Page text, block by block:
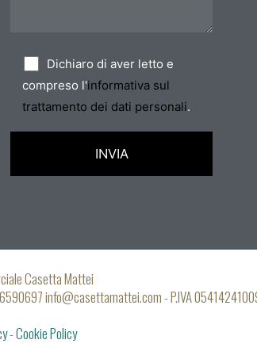
Dichiaro di aver letto e
compreso l'informativa sul
trattamento dei dati personali.
Casetta Mattei
info@casettamattei.com - P.IVA
-Cookie Policy